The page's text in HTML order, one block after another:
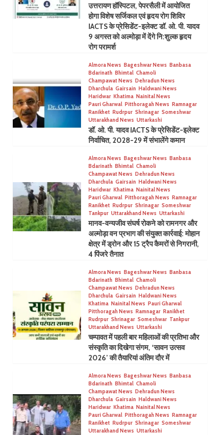
उत्तरायण हॉस्पिटल, पेपरसैली में आयोजित
होगा विशेष सर्जिकल एवं हृदय रोग शिविर
IACTS के प्रेसिडेंट-इलेक्ट डॉ. ओ. पी. यादव
9 अगस्त को अल्मोड़ा में देंगे नि:शुल्क हृदय
रोग परामर्श
Almora News Bageshwar News Banbasa
Bdarinath Bhimtal Chamoli
Champawat News Dehradun News
Dharchula Gairsain Haldwani News
Haridwar Khatima Nainital News
Pauri Gharwal Pitthoragah News Ramnagar
Ranikhet Rudrpur Shrinagar Someshwar
Uttarakhand News Uttarkashi
डॉ. ओ. पी. यादव IACTS के प्रेसिडेंट-इलेक्ट
निर्वाचित, 2028-29 में संभालेंगे कमान
Almora News Bageshwar News Banbasa
Bdarinath Bhimtal Chamoli
Champawat News Dehradun News
Dharchula Gairsain Haldwani News
Haridwar Khatima Nainital News
Pauri Gharwal Pitthoragah News Ramnagar
Ranikhet Rudrpur Shrinagar Someshwar
Tankpur Uttarakhand News Uttarkashi
मानव-वन्यजीव संघर्ष रोकने को रामनगर और
अल्मोड़ा वन प्रभाग की संयुक्त कार्रवाई: मोहान
क्षेत्र में ड्रोन और 15 ट्रैप कैमरों से निगरानी,
4 पिंजरे तैनात
Almora News Bageshwar News Banbasa
Bdarinath Bhimtal Chamoli
Champawat News Dehradun News
Dharchula Gairsain Haldwani News
Khatima Nainital News Pauri Gharwal
Pitthoragah News Ramnagar Ranikhet
Rudrpur Shrinagar Someshwar Tankpur
Uttarakhand News Uttarkashi
चम्पावत में पहली बार महिलाओं की प्रतिभा और
संस्कृति का दिखेगा संगम, ‘सावन उत्सव
2026’ की तैयारियां अंतिम दौर में
Almora News Bageshwar News Banbasa
Bdarinath Bhimtal Chamoli
Champawat News Dehradun News
Dharchula Gairsain Haldwani News
Haridwar Khatima Nainital News
Pauri Gharwal Pitthoragah News Ramnagar
Ranikhet Rudrpur Shrinagar Someshwar
Uttarakhand News Uttarkashi